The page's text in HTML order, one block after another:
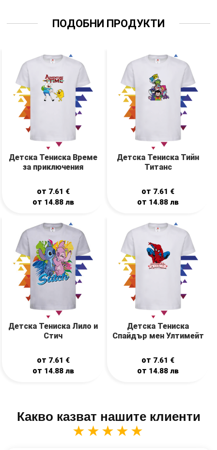
ПОДОБНИ ПРОДУКТИ
Детска Тениска Време
за приключения
от 7.61 €
от 14.88 лв
Детска Тениска Тийн
Титанс
от 7.61 €
от 14.88лв
Детска Тениска Лило и
Стич
от 7.61 €
от 14.88 лв
Детска Тениска
Спайдър мен Ултимейт
от 7.61 €
от 14.88лв
Какво казват нашите клиенти
★★★★★